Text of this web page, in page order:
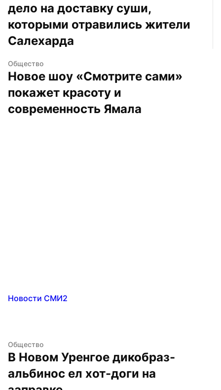
дело на доставку суши,
которыми отравились жители
Салехарда
Общество
Новое шоу «Смотрите сами»
покажет красоту и
современность Ямала
Новости СМИ2
Общество
В Новом Уренгое дикобраз-
альбинос ел хот-доги на